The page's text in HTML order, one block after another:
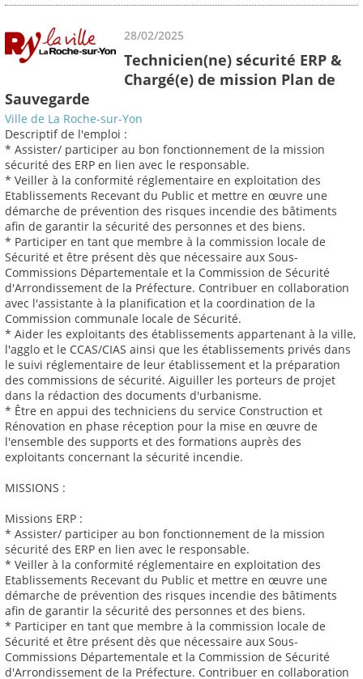
28/02/2025
Technicien(ne) sécurité ERP &
Chargé(e) de mission Plan de
Sauvegarde
Ville de La Roche-sur-Yon
Descriptif de l'emploi :
* Assister/ participer au bon fonctionnement de la mission
sécurité des ERP en lien avec le responsable.
* Veiller à la conformité réglementaire en exploitation des
Etablissements Recevant du Public et mettre en œuvre une
démarche de prévention des risques incendie des bâtiments
afin de garantir la sécurité des personnes et des biens.
* Participer en tant que membre à la commission locale de
Sécurité et être présent dès que nécessaire aux Sous-
Commissions Départementale et la Commission de Sécurité
d'Arrondissement de la Préfecture. Contribuer en collaboration
avec l'assistante à la planification et la coordination de la
Commission communale locale de Sécurité.
* Aider les exploitants des établissements appartenant à la ville,
l'agglo et le CCAS/CIAS ainsi que les établissements privés dans
le suivi réglementaire de leur établissement et la préparation
des commissions de sécurité. Aiguiller les porteurs de projet
dans la rédaction des documents d'urbanisme.
* Être en appui des techniciens du service Construction et
Rénovation en phase réception pour la mise en œuvre de
l'ensemble des supports et des formations auprès des
exploitants concernant la sécurité incendie.
MISSIONS :
Missions ERP :
* Assister/ participer au bon fonctionnement de la mission
sécurité des ERP en lien avec le responsable.
* Veiller à la conformité réglementaire en exploitation des
Etablissements Recevant du Public et mettre en œuvre une
démarche de prévention des risques incendie des bâtiments
afin de garantir la sécurité des personnes et des biens.
* Participer en tant que membre à la commission locale de
Sécurité et être présent dès que nécessaire aux Sous-
Commissions Départementale et la Commission de Sécurité
d'Arrondissement de la Préfecture. Contribuer en collaboration